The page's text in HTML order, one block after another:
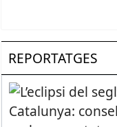
REPORTATGES